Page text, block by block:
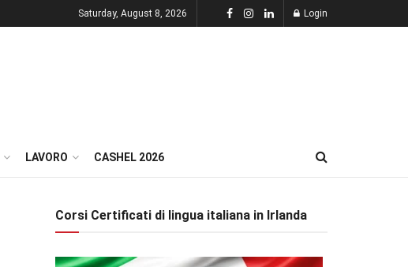
Saturday, August 8, 2026 Login
LAVORO CASHEL 2026
Corsi Certificati di lingua italiana in Irlanda